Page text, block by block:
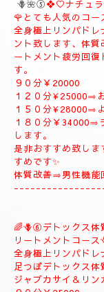
沢全身極上トリー
メント致します、オ
レクソロジー、デ
リートメント致しま
９０分
１２０分
１５０分
🩷何時もよりゆっ
何時もより心地良
ゆっくり極上トリ
をおすすめ致します
🪻🌺⑤❖♡ナチュラ
ント致します、体質
ートメント疲労回復
す。
９０分￥20000
１２０分¥25000⇒